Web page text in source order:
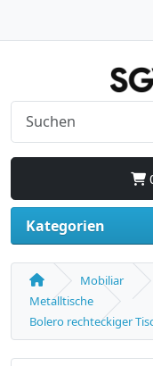
Kategorien
Mobiliar
Metalltische
Bolero rechteckiger